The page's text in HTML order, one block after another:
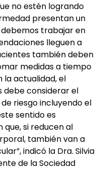
no estén logrando
presentan un
trabajar en
lleguen a
también deben
medidas a tiempo
la actualidad, el
considerar el
riesgo incluyendo el
sentido es
si reducen al
también van a
indicó la Dra. Silvia
de la Sociedad